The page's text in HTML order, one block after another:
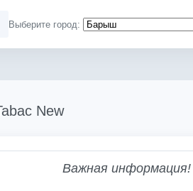
Выберите город:
New
Важная информация!